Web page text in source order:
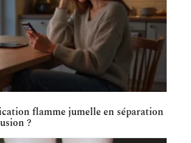
flamme jumelle en séparation
?